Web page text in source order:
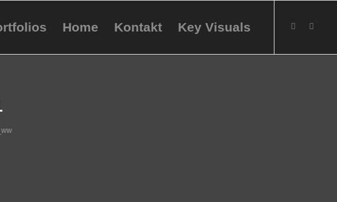
Home Kontakt Key Visuals